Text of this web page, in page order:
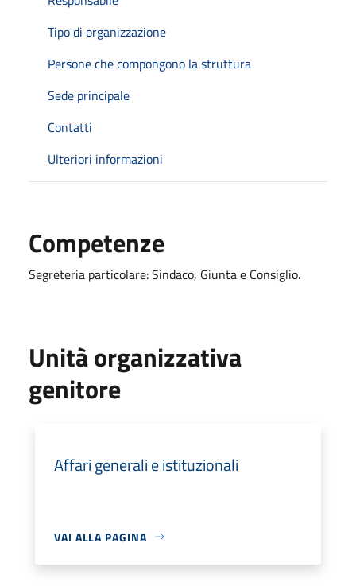
Tipo di organizzazione
Persone che compongono la struttura
Sede principale
Contatti
Ulteriori informazioni
Competenze
Segreteria particolare: Sindaco, Giunta e Consiglio.
Unità organizzativa
genitore
Affari generali e istituzionali
VAI ALLA PAGINA